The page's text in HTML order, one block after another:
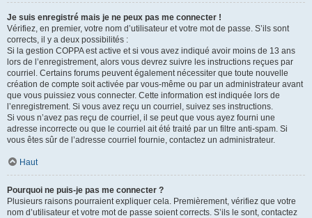
Je suis enregistré mais je ne peux pas me connecter !
Vérifiez, en premier, votre nom d’utilisateur et votre mot de passe. S’ils sont
corrects, il y a deux possibilités :
Si la gestion COPPA est active et si vous avez indiqué avoir moins de 13 ans
lors de l’enregistrement, alors vous devrez suivre les instructions reçues par
courriel. Certains forums peuvent également nécessiter que toute nouvelle
création de compte soit activée par vous-même ou par un administrateur avant
que vous puissiez vous connecter. Cette information est indiquée lors de
l’enregistrement. Si vous avez reçu un courriel, suivez ses instructions.
Si vous n’avez pas reçu de courriel, il se peut que vous ayez fourni une
adresse incorrecte ou que le courriel ait été traité par un filtre anti-spam. Si
vous êtes sûr de l’adresse courriel fournie, contactez un administrateur.
Haut
Pourquoi ne puis-je pas me connecter ?
Plusieurs raisons pourraient expliquer cela. Premièrement, vérifiez que votre
nom d’utilisateur et votre mot de passe soient corrects. S’ils le sont, contactez